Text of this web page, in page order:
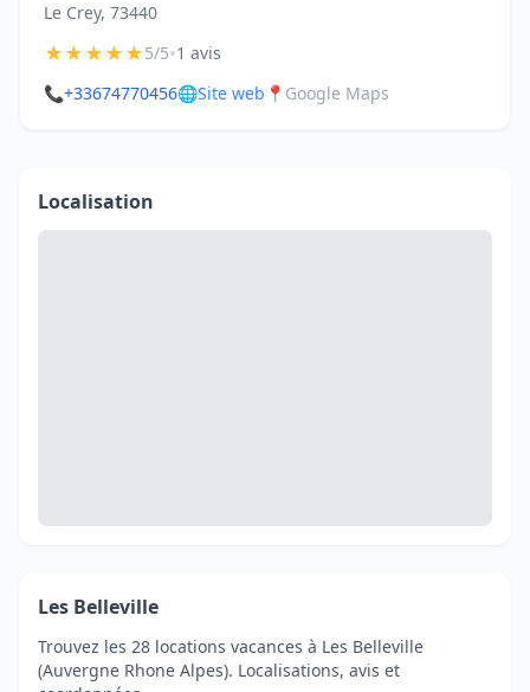
Le Crey, 73440
★★★★★5/5•1 avis
📞+33674770456🌐Site web 📍 Google Maps
Localisation
Les Belleville
Trouvez les 28 locations vacances à Les Belleville
(Auvergne Rhone Alpes). Localisations, avis et